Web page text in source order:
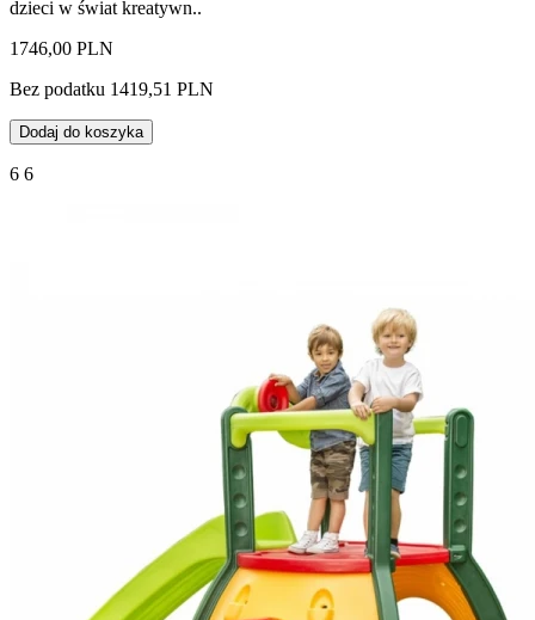
dzieci w świat kreatywn..
1746,00 PLN
Bez podatku 1419,51 PLN
Dodaj do koszyka
6 6